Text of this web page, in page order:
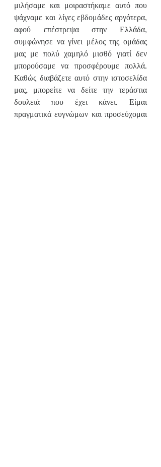
μιλήσαμε και μοιραστήκαμε αυτό που
ψάχναμε και λίγες εβδομάδες αργότερα,
αφού επέστρεψα στην Ελλάδα,
συμφώνησε να γίνει μέλος της ομάδας
μας με πολύ χαμηλό μισθό γιατί δεν
μπορούσαμε να προσφέρουμε πολλά.
Καθώς διαβάζετε αυτό στην ιστοσελίδα
μας, μπορείτε να δείτε την τεράστια
δουλειά που έχει κάνει. Είμαι
πραγματικά ευγνώμων και προσεύχομαι